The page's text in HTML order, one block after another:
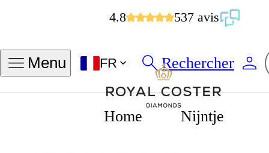
4.8 537 avis
Menu FR Rechercher
Home Nijntje